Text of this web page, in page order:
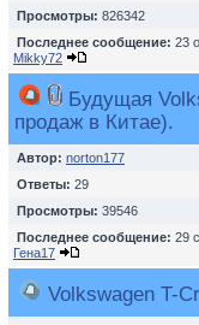
Просмотры: 826342
Последнее сообщение: 23
Mikky72
Будущая
продаж в Китае).
Автор: norton177
Ответы: 29
Просмотры: 39546
Последнее сообщение: 29
Гена17
Volkswagen T-